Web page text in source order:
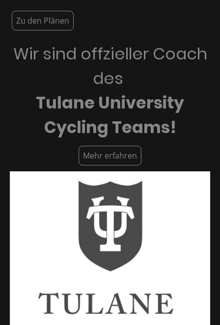
Zu den Plänen
Wir sind offzieller Coach
des
Tulane University
Cycling Teams!
Mehr erfahren